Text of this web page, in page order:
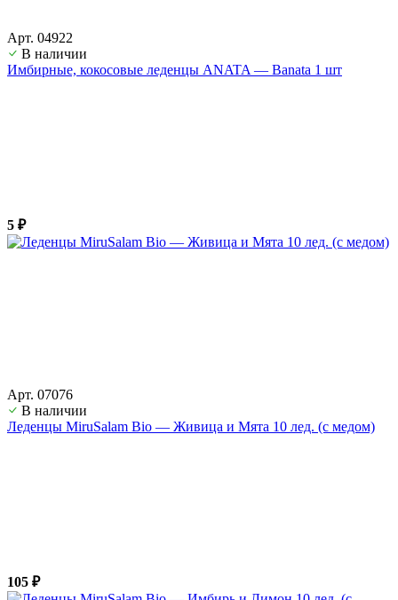
Арт. 04922
В наличии
Имбирные, кокосовые леденцы ANATA — Banata 1 шт
5 ₽
Арт. 07076
В наличии
Леденцы MiruSalam Bio — Живица и Мята 10 лед. (с медом)
105 ₽